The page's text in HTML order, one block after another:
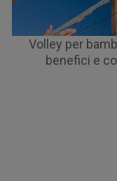
Volley per
benefici e